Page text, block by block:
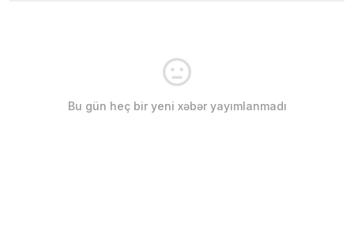
Bu gün heç bir yeni xəbər yayımlanmadı